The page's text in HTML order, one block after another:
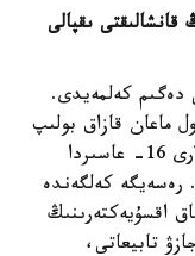
ىقپالى
دەگىم كەلمەيدى.
ول ماعان قازاق بولىپ
كەتتى. سەبەبى، ونىڭ تۇقىمى، اتا-بابالارى 16- عاسىردا
رەسەيگە كەلگەندە
اقسۇيەكتەرىنىڭ
تابيعاتى،